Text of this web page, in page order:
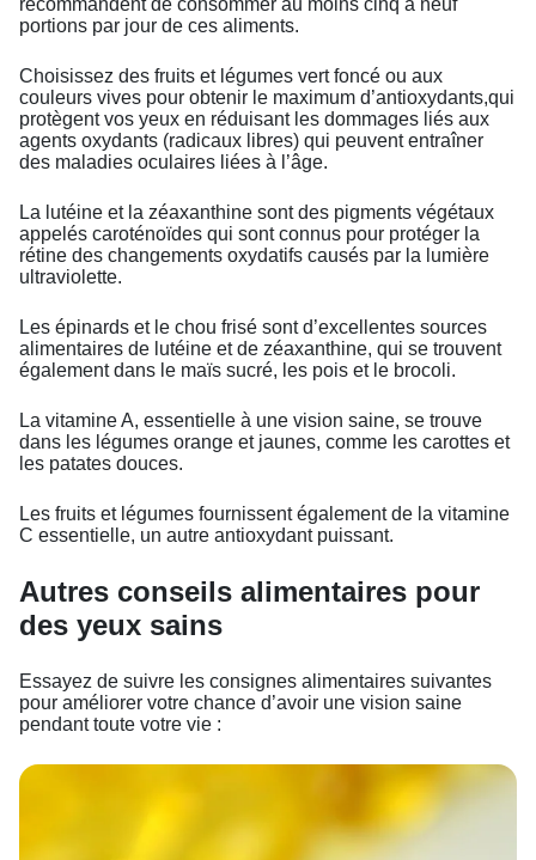
portions par jour de ces aliments.
Choisissez des fruits et légumes vert foncé ou aux
couleurs vives pour obtenir le maximum d’antioxydants,qui
protègent vos yeux en réduisant les dommages liés aux
agents oxydants (radicaux libres) qui peuvent entraîner
des maladies oculaires liées à l’âge.
La lutéine et la zéaxanthine sont des pigments végétaux
appelés caroténoïdes qui sont connus pour protéger la
rétine des changements oxydatifs causés par la lumière
ultraviolette.
Les épinards et le chou frisé sont d’excellentes sources
alimentaires de lutéine et de zéaxanthine, qui se trouvent
également dans le maïs sucré, les pois et le brocoli.
La vitamine A, essentielle à une vision saine, se trouve
dans les légumes orange et jaunes, comme les carottes et
les patates douces.
Les fruits et légumes fournissent également de la vitamine
C essentielle, un autre antioxydant puissant.
Autres conseils alimentaires pour
des yeux sains
Essayez de suivre les consignes alimentaires suivantes
pour améliorer votre chance d’avoir une vision saine
pendant toute votre vie :